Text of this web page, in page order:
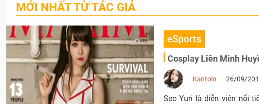
MỚI NHẤT TỪ TÁC GIẢ
eSports
Cosplay Liên Minh
Kantoln 26/09/
Seo Yuri là diễn viên nổi